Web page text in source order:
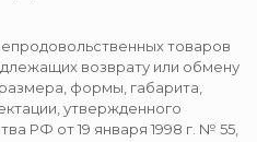
товаров
возврату или обмену
формы, габарита,
утвержденного
РФ от 19 января 1998 г. № 55,